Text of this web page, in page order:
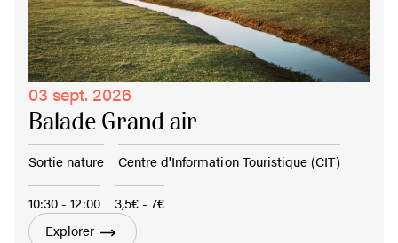
03 sept. 2026
Balade Grand air
Sortie nature Centre d'Information Touristique (CIT)
10:30 - 12:00
3,5€ - 7€
Explorer